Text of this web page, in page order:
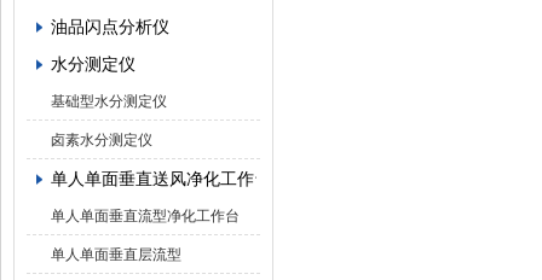
油品闪点分析仪
水分测定仪
基础型水分测定仪
卤素水分测定仪
单人单面垂直送风净化工作台
单人单面垂直流型净化工作台
单人单面垂直层流型